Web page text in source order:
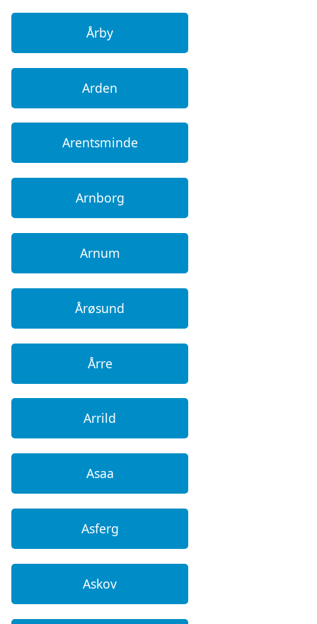
Årby
Arden
Arentsminde
Arnborg
Arnum
Årøsund
Årre
Arrild
Asaa
Asferg
Askov